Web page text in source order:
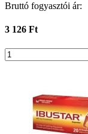
Bruttó fogyasztói ár:
3 126 Ft